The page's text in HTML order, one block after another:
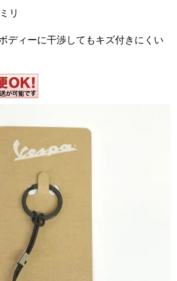
リ
ディーに干渉してもキズ付きにくい